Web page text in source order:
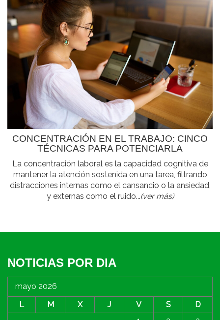
CONCENTRACIÓN EN EL TRABAJO: CINCO
TÉCNICAS PARA POTENCIARLA
La concentración laboral es la capacidad cognitiva de
mantener la atención sostenida en una tarea, filtrando
distracciones internas como el cansancio o la ansiedad,
y externas como el ruido...(ver más)
NOTICIAS POR DIA
mayo 2026
L
M X J V S
D